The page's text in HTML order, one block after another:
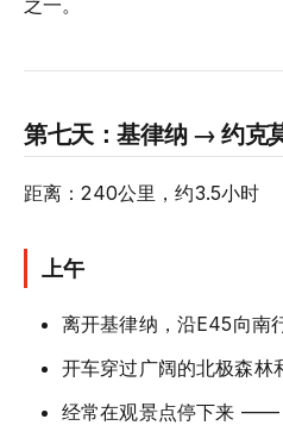
第七天：基律纳 → 约克
距离：240公里，约3.5小时
上午
离开基律纳，沿E45向南
开车穿过广阔的北极森林
经常在观景点停下来 ——